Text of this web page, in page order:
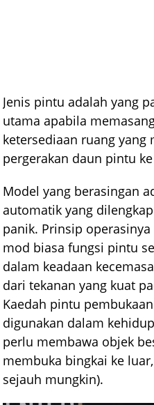
Jenis pintu adalah yang
utama apabila
ketersediaan ruang yang
pergerakan daun pintu
Model yang berasingan
automatik yang
panik. Prinsip
mod biasa fungsi pintu
dalam keadaan
dari tekanan yang kuat
Kaedah pintu
digunakan dalam
perlu membawa objek
membuka bingkai ke
sejauh mungkin).